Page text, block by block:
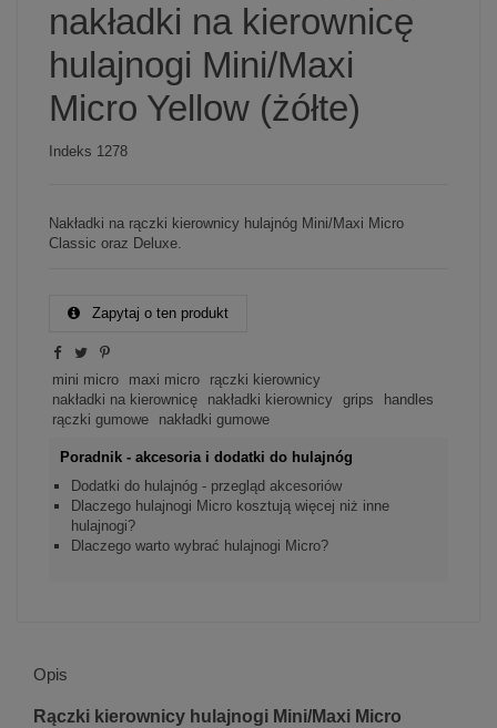
nakładki na kierownicę
hulajnogi Mini/Maxi
Micro Yellow (żółte)
Indeks 1278
Nakładki na rączki kierownicy hulajnóg Mini/Maxi Micro
Classic oraz Deluxe.
Zapytaj o ten produkt
mini micro maxi micro
rączki kierownicy
nakładki na kierownicę
nakładki kierownicy grips
handles
rączki gumowe
nakładki gumowe
Poradnik - akcesoria i dodatki do hulajnóg
Dodatki do hulajnóg - przegląd akcesoriów
Dlaczego hulajnogi Micro kosztują więcej niż inne
hulajnogi?
Dlaczego warto wybrać hulajnogi Micro?
Opis
Rączki kierownicy hulajnogi Mini/Maxi Micro